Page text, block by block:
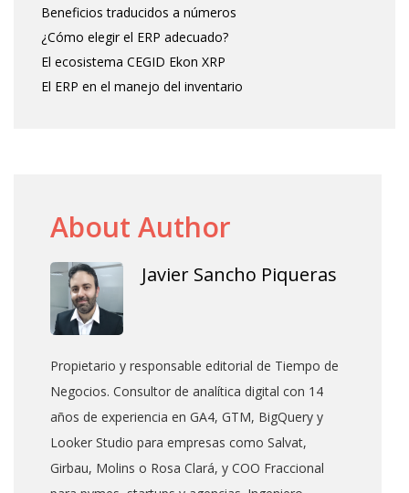
Beneficios traducidos a números
¿Cómo elegir el ERP adecuado?
El ecosistema CEGID Ekon XRP
El ERP en el manejo del inventario
About Author
Javier Sancho Piqueras
Propietario y responsable editorial de Tiempo de
Negocios. Consultor de analítica digital con 14
años de experiencia en GA4, GTM, BigQuery y
Looker Studio para empresas como Salvat,
Girbau, Molins o Rosa Clará, y COO Fraccional